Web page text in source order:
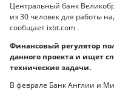
Центральный банк
из 30 человек для работы
сообщает ixbt.com .
Финансовый регулятор
данного проекта и ищет
технические задачи.
В феврале Банк Англии и